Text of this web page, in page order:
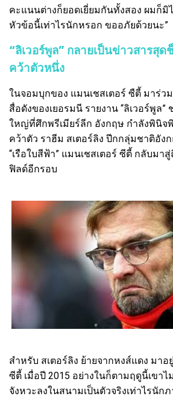
คะแนนต่างก็ยอดเยี่ยมกันทั้งสอง ผมก็มิ
หัวข้อนี้เท่าไรนักหรอก ขออภัยด้วยนะ”
“ลิเวอร์พูล” กลายเป็นข่าวสารสุด
คว้าตัวหนึ่ง
ในจอมบุกของ แมนเชสเตอร์ ซืตี้ มาร่ว
สื่อดังของเยอรมนี รายงาน “ลิเวอร์พูล”
ใหญ่ที่ศึกพรีเมียร์ลีก อังกฤษ กำลังพินิจ
คว้าตัว ราฮีม สเตอร์ลิง ปีกกลุ่มชาติอัง
“เรือใบสีฟ้า” แมนเชสเตอร์ ซีตี้ กลับมา
ฟิลด์อีกรอบ
สำหรับ สเตอร์ลิง ย้ายจากหงส์แดง มา
ซีตี้ เมื่อปี 2015 อย่างในก็ตามฤดูนี้เขาไ
จังหวะลงในสนามเป็นตัวจริงเท่าไรนัก